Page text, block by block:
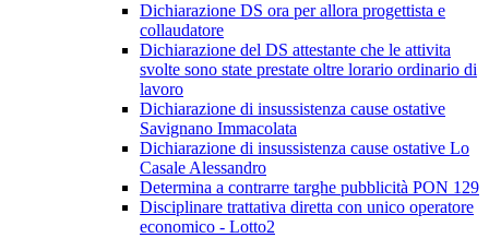
Dichiarazione DS ora per allora progettista e
collaudatore
Dichiarazione del DS attestante che le attivita
svolte sono state prestate oltre lorario ordinario di
lavoro
Dichiarazione di insussistenza cause ostative
Savignano Immacolata
Dichiarazione di insussistenza cause ostative Lo
Casale Alessandro
Determina a contrarre targhe pubblicità PON 129
Disciplinare trattativa diretta con unico operatore
economico - Lotto2